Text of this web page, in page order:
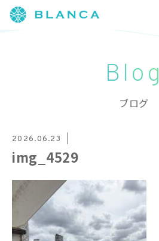
Blog
ブログ
2026.06.23
img_4529